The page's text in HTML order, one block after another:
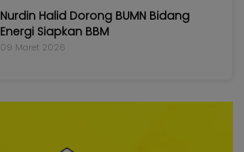
Nurdin Halid Dorong BUMN Bidang
Energi Siapkan BBM
09 Maret 2026